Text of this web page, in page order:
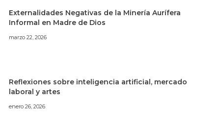
Externalidades Negativas de la Minería Aurífera
Informal en Madre de Dios
marzo 22, 2026
Reflexiones sobre inteligencia artificial, mercado
laboral y artes
enero 26, 2026